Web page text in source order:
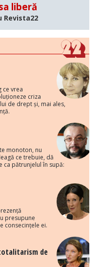
liberă
Revista22
ce vrea
criza
de drept și, mai ales,
monoton, nu
ce trebuie, dă
ca pătrunjelul în supă:
presupune
consecințele ei.
de